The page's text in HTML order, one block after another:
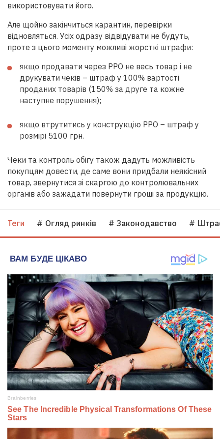
використовувати його.
Але щойно закінчиться карантин, перевірки
відновляться. Усіх одразу відвідувати не будуть,
проте з цього моменту можливі жорсткі штрафи:
якщо продавати через РРО не весь товар і не
друкувати чеків – штраф у 100% вартості
проданих товарів (150% за друге та кожне
наступне порушення);
якщо втрутитись у конструкцію РРО – штраф у
розмірі 5100 грн.
Чеки та контроль обігу також дадуть можливість
покупцям довести, де саме вони придбали неякісний
товар, звернутися зі скаргою до контролювальних
органів або зажадати повернути гроші за продукцію.
Теги # Огляд ринків # Законодавство #